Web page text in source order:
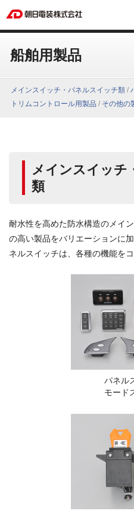
船舶用製品
メインスイッチ・パネルスイッチ類 /
トリムコントロール用製品 / その他の
メインスイッチ
類
耐水性を高めた防水構造のメイ
の高い製品をバリエーションに
ネルスイッチは、各種の機能を
パネル
モード